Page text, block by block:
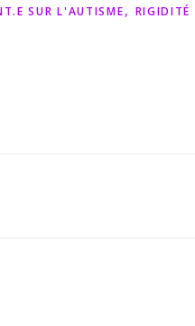
SUR L'AUTISME, RIGIDITÉ